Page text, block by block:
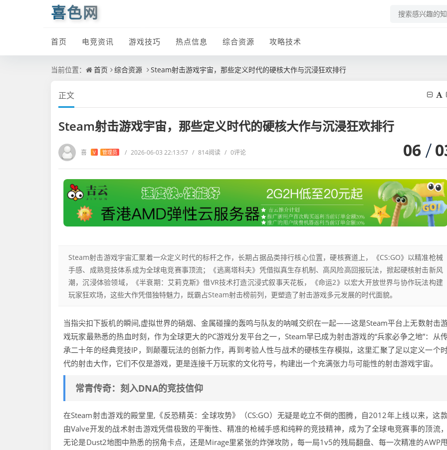
喜色网
首页 电竞资讯 游戏技巧 热点信息 综合资源 攻略技术
当前位置： 首页 综合资源 Steam射击游戏宇宙，那些定义时代的硬核大作与沉浸狂欢排行
正文
Steam射击游戏宇宙，那些定义时代的硬核大作与沉浸狂欢排行
喜 V 管理员 / 2026-06-03 22:13:57 / 814阅读 / 0评论 06
Steam射击游戏宇宙汇聚着一众定义时代的标杆之作，长期占据品类排行核心位置，硬核赛道上，《CS:GO》以精准枪械
手感、成熟竞技体系成为全球电竞赛事顶流；《逃离塔科夫》凭借拟真生存机制、高风险高回报玩法，掀起硬核射击新风
潮，沉浸体验领域，《半衰期：艾莉克斯》借VR技术打造沉浸式叙事天花板，《命运2》以宏大开放世界与协作玩法构建
玩家狂欢场，这些大作凭借独特魅力，既霸占Steam射击榜前列，更塑造了射击游戏多元发展的时代面貌。
当指尖扣下扳机的瞬间,虚拟世界的硝烟、金属碰撞的轰鸣与队友的呐喊交织在一起——这是Steam平台上无数射击
戏玩家最熟悉的热血时刻，作为全球更大的PC游戏分发平台之一，Steam早已成为射击游戏的“兵家必争之地”：从
承二十年的经典竞技IP，到颠覆玩法的创新力作，再到考验人性与战术的硬核生存模拟，这里汇聚了足以定义一个
代的射击大作，它们不仅是游戏，更是连接千万玩家的文化符号，构建出一个充满张力与可能性的射击游戏宇宙。
常青传奇：刻入DNA的竞技信仰
在Steam射击游戏的殿堂里,《反恐精英：全球攻势》（CS:GO）无疑是屹立不倒的图腾，自2012年上线以来，这
由Valve开发的战术射击游戏凭借极致的平衡性、精准的枪械手感和纯粹的竞技精神，成为了全球电竞赛事的顶流，
无论是Dust2地图中熟悉的拐角卡点，还是Mirage里紧张的炸弹攻防，每一局1v5的残局翻盘、每一次精准的AWP